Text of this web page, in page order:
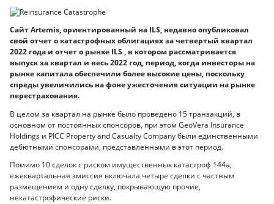
Cайт Artemis, ориентированный на ILS, недавно опубликовал
свой отчет о катастрофных облигациях за четвертый квартал
2022 года и отчет о рынке ILS , в котором рассматривается
выпуск за квартал и весь 2022 год, период, когда инвесторы на
рынке капитала обеспечили более высокие цены, поскольку
спреды увеличились на фоне ужесточения ситуации на рынке
перестрахования.
В целом за квартал на рынке было проведено 15 транзакций, в
основном от постоянных спонсоров, при этом GeoVera Insurance
Holdings и PICC Property and Casualty Company были единственными
дебютными спонсорами, представленными в этот период.
Помимо 10 сделок с риском имущественных катастроф 144а,
ежеквартальная эмиссия включала четыре сделки с частным
размещением и одну сделку, покрывающую прочие,
некатастрофические риски.